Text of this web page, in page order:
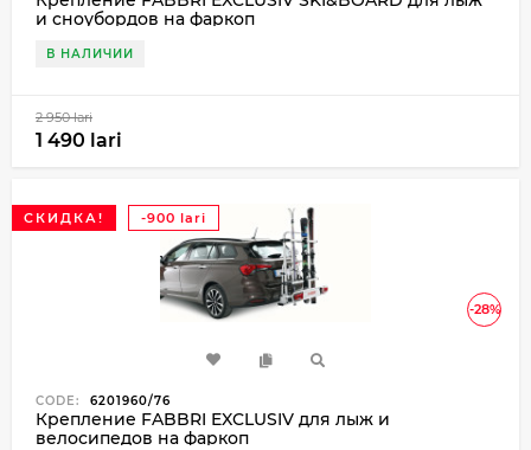
и сноубордов на фаркоп
В НАЛИЧИИ
2 950 lari
1 490 lari
-28%
СКИДКА! -900 lari
CODE: 6201960/76
Крепление FABBRI EXCLUSIV для лыж и
велосипедов на фаркоп